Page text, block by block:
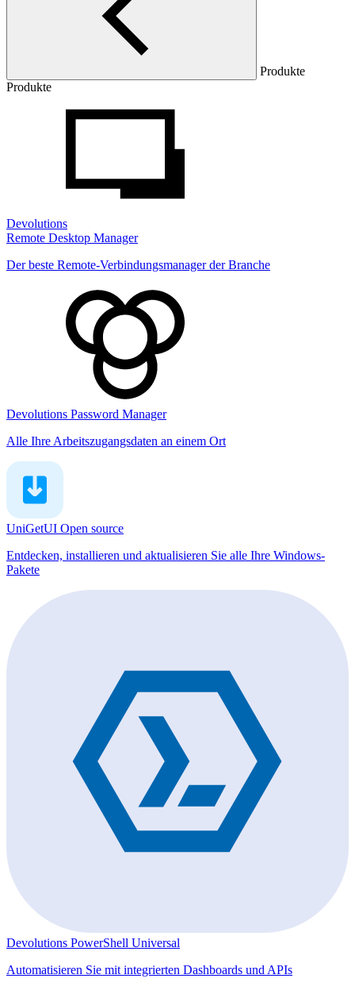
Produkte
Produkte
Devolutions
Remote Desktop Manager
Der beste Remote-Verbindungsmanager der Branche
Devolutions Password Manager
Alle Ihre Arbeitszugangsdaten an einem Ort
UniGetUI Open source
Entdecken, installieren und aktualisieren Sie alle Ihre Windows-
Pakete
Devolutions PowerShell Universal
Automatisieren Sie mit integrierten Dashboards und APIs